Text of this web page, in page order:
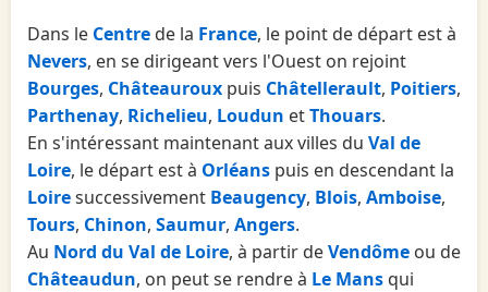
Dans le Centre de la France, le point de départ est à
Nevers, en se dirigeant vers l'Ouest on rejoint
Bourges, Châteauroux puis Châtellerault, Poitiers,
Parthenay, Richelieu, Loudun etThouars.
En s'intéressant maintenant aux villes du Val de
Loire, le départ est à Orléans puis en descendant la
Loiresuccessivement Beaugency, Blois, Amboise,
Tours, Chinon, Saumur, Angers.
Au Nord du Val de Loire, à partir deVendôme ou de
Châteaudun, on peut se rendre à Le Mans qui